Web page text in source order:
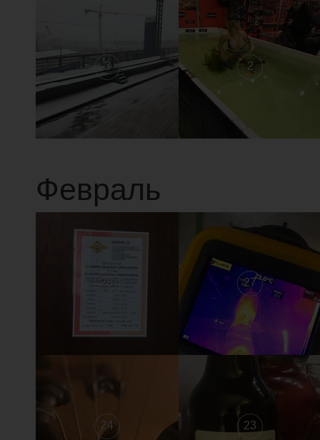
3 2
Февраль
28 27
24 23